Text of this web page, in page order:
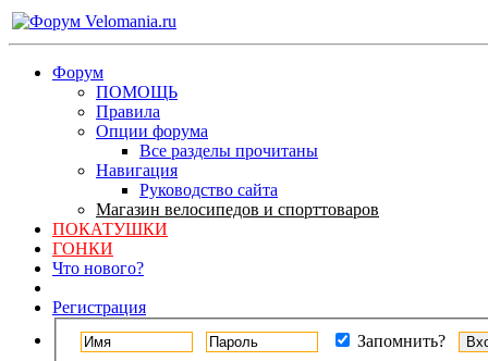
Форум
ПОМОЩЬ
Правила
Опции форума
Все разделы прочитаны
Навигация
Руководство сайта
Магазин велосипедов и спорттоваров
ПОКАТУШКИ
ГОНКИ
Что нового?
Регистрация
Запомнить?